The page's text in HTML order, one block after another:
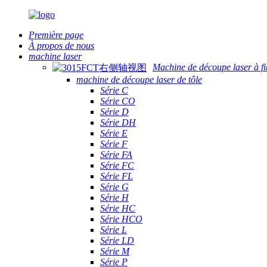
Première page
À propos de nous
machine laser
Machine de découpe laser à
machine de découpe laser de tôle
Série C
Série CO
Série D
Série DH
Série E
Série F
Série FA
Série FC
Série FL
Série G
Série H
Série HC
Série HCO
Série L
Série LD
Série M
Série P